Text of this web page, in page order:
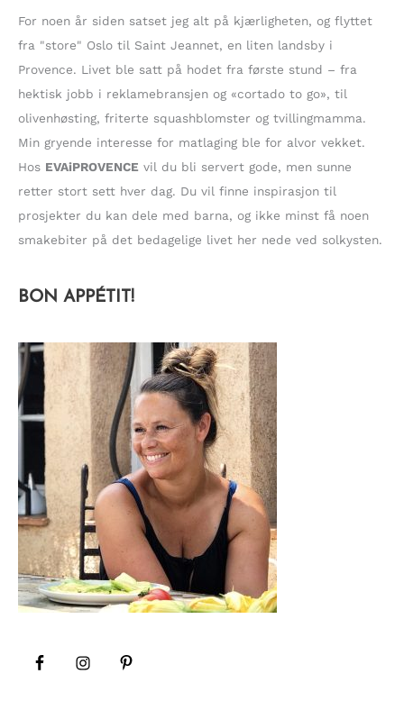
t
e
r
:
For noen år siden satset jeg alt på kjærligheten, og flyttet
fra "store" Oslo til Saint Jeannet, en liten landsby i
Provence. Livet ble satt på hodet fra første stund – fra
hektisk jobb i reklamebransjen og «cortado to go», til
olivenhøsting, friterte squashblomster og tvillingmamma.
Min gryende interesse for matlaging ble for alvor vekket.
Hos EVAiPROVENCE vil du bli servert gode, men sunne
retter stort sett hver dag. Du vil finne inspirasjon til
prosjekter du kan dele med barna, og ikke minst få noen
smakebiter på det bedagelige livet her nede ved solkysten.
BON APPÉTIT!